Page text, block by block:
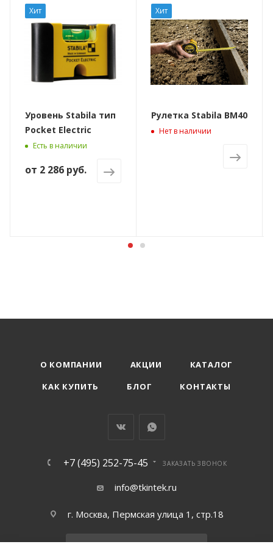
Хит
Уровень Stabila тип
Pocket Electric
Есть в наличии
от 2 286 руб.
Хит
Рулетка Stabila BM40
Нет в наличии
О КОМПАНИИ АКЦИИ
КАТАЛОГ
КАК КУПИТЬ
БЛОГ КОНТАКТЫ
+7 (495) 252-75-45 ЗАКАЗАТЬ ЗВОНОК
info@tkintek.ru
г. Москва, Пермская улица 1, стр.18